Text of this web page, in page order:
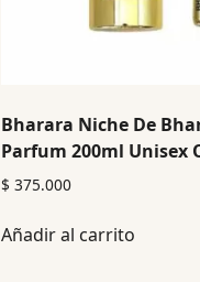
Bharara Niche De
Parfum 200ml Unisex
$ 375.000
Añadir al carrito